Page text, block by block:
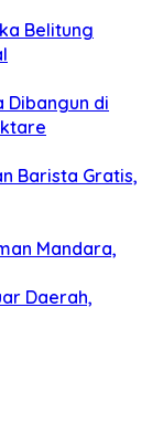
Belitung
Dibangun di
Barista Gratis,
Mandara,
Daerah,